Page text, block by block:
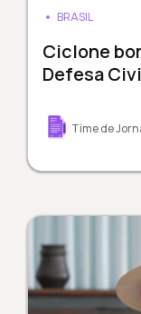
BRASIL
Ciclone
Defesa
Time de